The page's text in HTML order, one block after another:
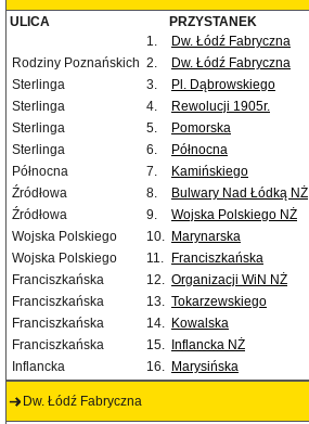
ULICA PRZYSTANEK
1.
Dw. Łódź Fabryczna
Rodziny Poznańskich 2. Dw. Łódź Fabryczna
Sterlinga
3. Pl. Dąbrowskiego
Sterlinga
4. Rewolucji 1905r.
Sterlinga
5. Pomorska
Sterlinga
6. Północna
Północna
7. Kamińskiego
Źródłowa
8. Bulwary Nad Łódką NŻ
Źródłowa
9. Wojska Polskiego NŻ
Wojska Polskiego
10. Marynarska
Wojska Polskiego
11. Franciszkańska
Franciszkańska
12. Organizacji WiN NŻ
Franciszkańska
13. Tokarzewskiego
Franciszkańska
14. Kowalska
Franciszkańska
15. Inflancka NŻ
Inflancka
16. Marysińska
Dw. Łódź Fabryczna